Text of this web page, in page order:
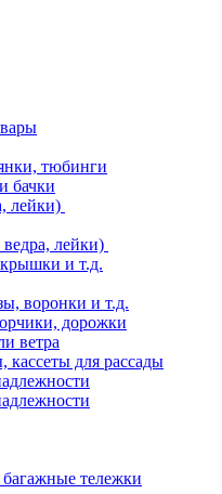
тюбинги
бачки
лейки)
лейки)
и т.д.
воронки и т.д.
дорожки
ветра
для рассады
тележки